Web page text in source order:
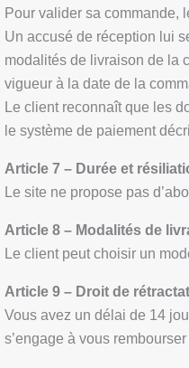
Pour valider sa commande,
Un accusé de réception lui
modalités de livraison de la
vigueur à la date de la
Le client reconnaît que les
le système de paiement
Article 7 – Durée et
Le site ne propose pas
Article 8 – Modalités de
Le client peut choisir un
Article 9 – Droit de
Vous avez un délai de 14
s’engage à vous